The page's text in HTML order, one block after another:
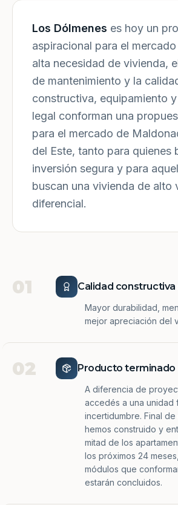
Los Dólmenes es hoy un
aspiracional para el
alta necesidad de vivienda,
de mantenimiento y la
constructiva, equipamiento
legal conforman una
para el mercado de
del Este, tanto para quienes
inversión segura y para
buscan una vivienda de alto
diferencial.
01 Calidad
Mayor durabilidad,
mejor apreciación del
02 Producto terminado
A diferencia de
accedés a una unidad
incertidumbre. Final
hemos construido y
mitad de los
los próximos 24
módulos que
estarán concluidos.